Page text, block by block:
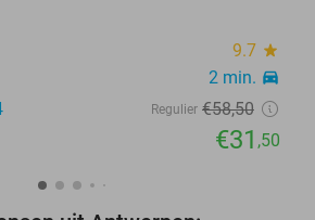
9.7 star
2 min. directions_car
Regulier €58,50
€31 ,50